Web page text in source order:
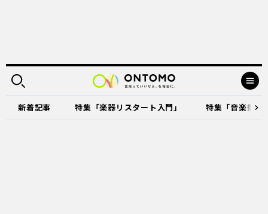
新着記事 特集「楽器リスタート入門」 特集「音楽祭